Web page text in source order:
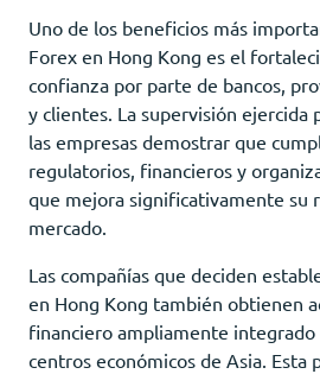
Uno de los beneficios más
Forex en Hong Kong es el
confianza por parte de bancos,
y clientes. La supervisión ejercida
las empresas demostrar que
regulatorios, financieros y
que mejora significativamente su
mercado.
Las compañías que deciden
en Hong Kong también obtienen
financiero ampliamente integrado
centros económicos de Asia. Esta